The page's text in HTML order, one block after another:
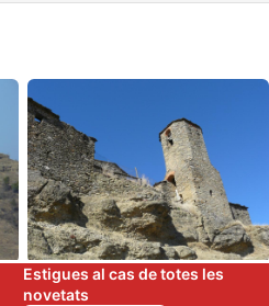
Estigues al cas de totes les
novetats